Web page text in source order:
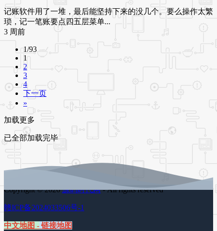
记账软件用了一堆，最后能坚持下来的没几个。要么操作太繁
琐，记一笔账要点四五层菜单...
3 周前
1/93
1
2
3
4
下一页
»
加载更多
已全部加载完毕
Copyright © 2026源码时代网- All rights reserved
赣ICP备2024033506号-1
中文地图 - 链接地图